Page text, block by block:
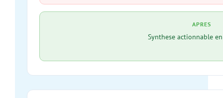
APRES
Synthese actionnable